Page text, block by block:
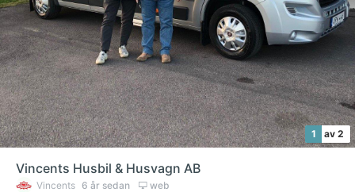
1 av 2
Vincents Husbil & Husvagn AB
Vincents 6 år sedan web